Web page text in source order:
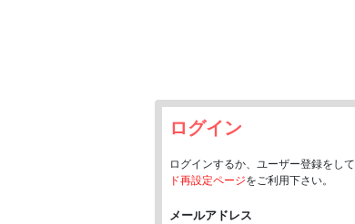
ログイン
ログインするか、ユーザー登録をし
ド再設定ページをご利用下さい。
メールアドレス